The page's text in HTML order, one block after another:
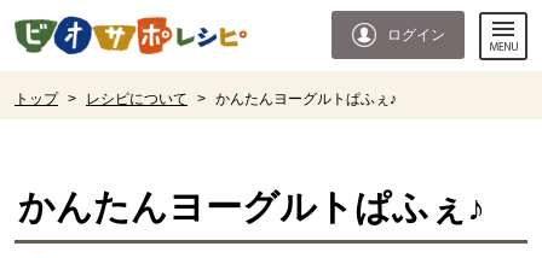
ページの先頭です。
ログイン
トップ > レシピについて > かんたんヨーグルトぱふぇ♪
かんたんヨーグルトぱふぇ♪